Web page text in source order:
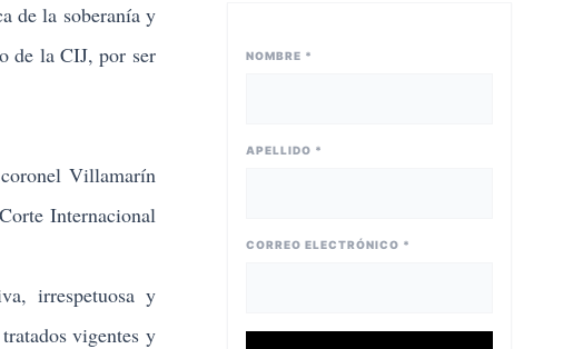
de la soberanía y
de la CIJ, por ser
Villamarín
Internacional
irrespetuosa y
vigentes y
NOMBRE *
APELLIDO *
CORREO ELECTRÓNICO *